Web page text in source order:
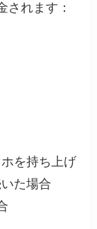
されます：
を持ち上げ
た場合